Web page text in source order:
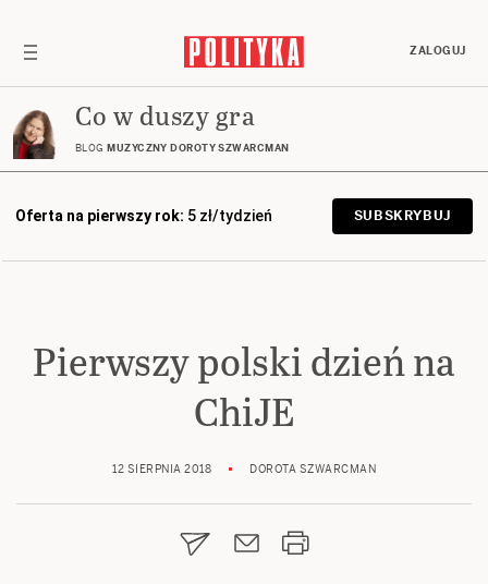
ZALOGUJ
Co w duszy gra
BLOG MUZYCZNY DOROTY SZWARCMAN
Oferta na pierwszy rok: 5 zł/tydzień SUBSKRYBUJ
Pierwszy polski dzień na
ChiJE
12 SIERPNIA 2018 DOROTA SZWARCMAN